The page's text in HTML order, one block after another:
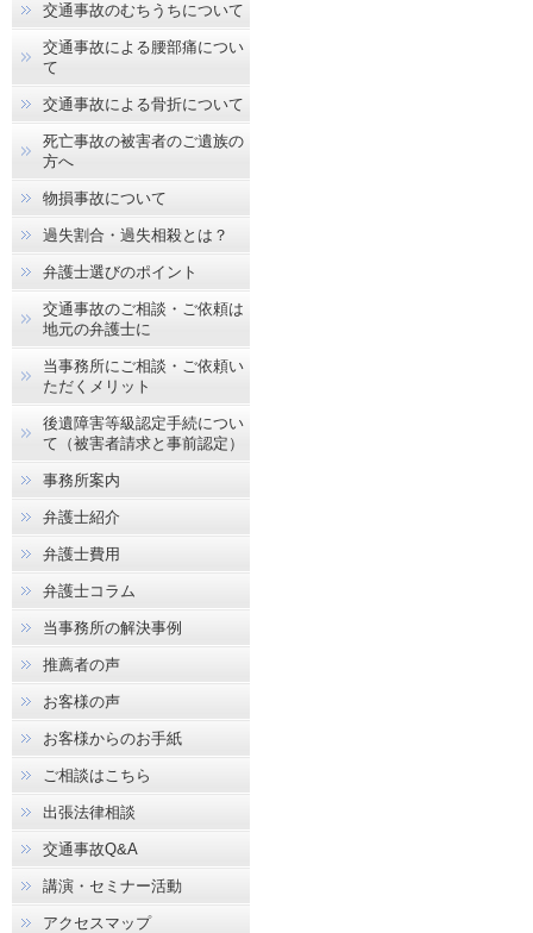
交通事故のむちうちについて
交通事故による腰部痛につい
て
交通事故による骨折について
死亡事故の被害者のご遺族の
方へ
物損事故について
過失割合・過失相殺とは？
弁護士選びのポイント
交通事故のご相談・ご依頼は
地元の弁護士に
当事務所にご相談・ご依頼い
ただくメリット
後遺障害等級認定手続につい
て（被害者請求と事前認定）
事務所案内
弁護士紹介
弁護士費用
弁護士コラム
当事務所の解決事例
推薦者の声
お客様の声
お客様からのお手紙
ご相談はこちら
出張法律相談
交通事故Q&A
講演・セミナー活動
アクセスマップ